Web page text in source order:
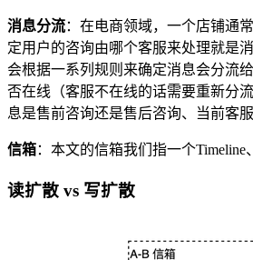
消息分流：在电商领域，一个店铺通
定用户的咨询由哪个客服来处理就是
会根据一系列规则来确定消息会分流
否在线（客服不在线的话需要重新分
息是售前咨询还是售后咨询、当前客
信箱：本文的信箱我们指一个Timeline
读扩散 vs 写扩散